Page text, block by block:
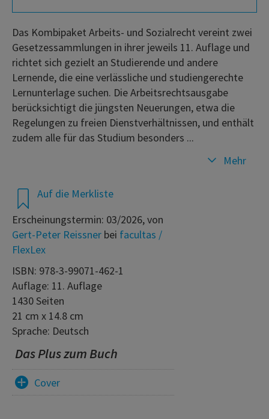
Auf die Merkliste
Erscheinungstermin: 03/2026, von
Gert-Peter Reissner bei facultas /
FlexLex
ISBN: 978-3-99071-462-1
Auflage: 11. Auflage
1430 Seiten
21 cm x 14.8 cm
Sprache: Deutsch
Das Plus zum Buch
Cover
Das Kombipaket Arbeits- und Sozialrecht vereint zwei
Gesetzessammlungen in ihrer jeweils 11. Auflage und
richtet sich gezielt an Studierende und andere
Lernende, die eine verlässliche und studiengerechte
Lernunterlage suchen. Die Arbeitsrechtsausgabe
berücksichtigt die jüngsten Neuerungen, etwa die
Regelungen zu freien Dienstverhältnissen, und enthält
zudem alle für das Studium besonders ...
Mehr